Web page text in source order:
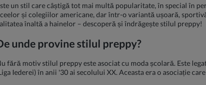
un stil care câștigă tot mai multă popularitate, în special în
și colegiilor americane, dar într-o variantă ușoară,
înaltă a hainelor – descoperă și îndrăgește stilul preppy!
unde provine stilul preppy?
fără motiv stilul preppy este asociat cu moda școlară. Este
Iederei) în anii '30 ai secolului XX. Aceasta era o asociație